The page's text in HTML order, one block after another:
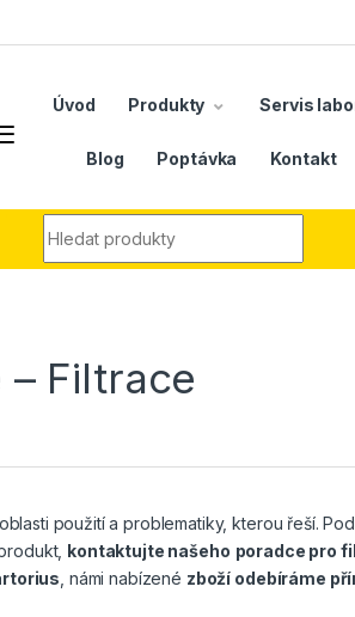
Úvod Produkty Servis
Blog Poptávka Kontakt
Filtrace
použití a problematiky, kterou řeší.
kontaktujte našeho poradce pro
, námi nabízené zboží odebíráme